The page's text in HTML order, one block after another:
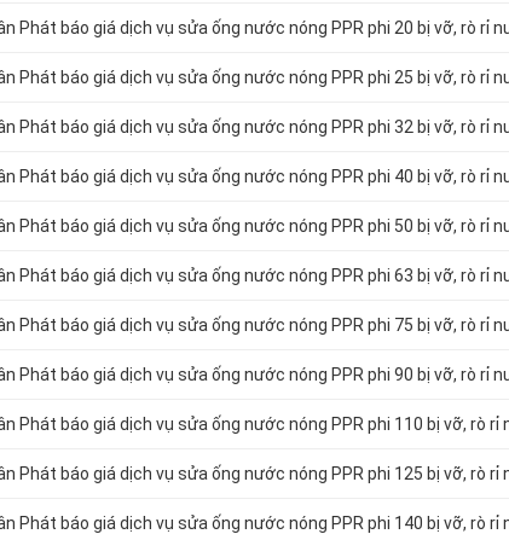
Phát báo giá dịch vụ sửa ống nước nóng PPR phi 20 bị vỡ, rò rỉ
Phát báo giá dịch vụ sửa ống nước nóng PPR phi 25 bị vỡ, rò rỉ
Phát báo giá dịch vụ sửa ống nước nóng PPR phi 32 bị vỡ, rò rỉ
Phát báo giá dịch vụ sửa ống nước nóng PPR phi 40 bị vỡ, rò rỉ
Phát báo giá dịch vụ sửa ống nước nóng PPR phi 50 bị vỡ, rò rỉ
Phát báo giá dịch vụ sửa ống nước nóng PPR phi 63 bị vỡ, rò rỉ
Phát báo giá dịch vụ sửa ống nước nóng PPR phi 75 bị vỡ, rò rỉ
Phát báo giá dịch vụ sửa ống nước nóng PPR phi 90 bị vỡ, rò rỉ
Phát báo giá dịch vụ sửa ống nước nóng PPR phi 110 bị vỡ, rò rỉ
Phát báo giá dịch vụ sửa ống nước nóng PPR phi 125 bị vỡ, rò rỉ
Phát báo giá dịch vụ sửa ống nước nóng PPR phi 140 bị vỡ, rò rỉ